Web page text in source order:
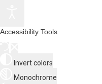
Accessibility Tools
Invert colors
Monochrome